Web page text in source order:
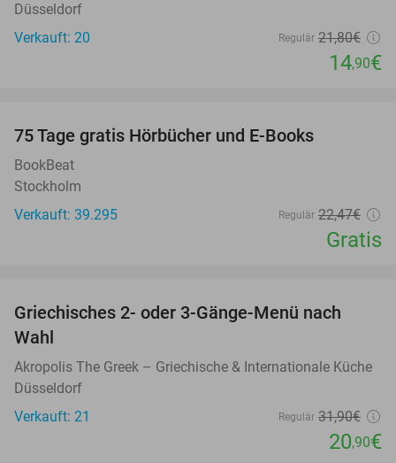
Düsseldorf
Verkauft: 20
Regulär 21,80€
14,90€
75 Tage gratis Hörbücher und E-Books
BookBeat
Stockholm
Verkauft: 39.295
Regulär 22,47€
Gratis
Griechisches 2- oder 3-Gänge-Menü nach
Wahl
Akropolis The Greek – Griechische & Internationale Küche
Düsseldorf
Verkauft: 21
Regulär 31,90€
20,90€